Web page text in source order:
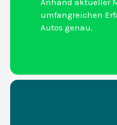
Anhand aktueller
umfangreichen
Autos genau.